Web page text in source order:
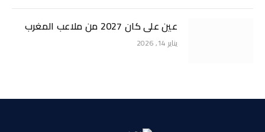
عين على كان 2027 من ملاعب المغرب
يناير 14, 2026